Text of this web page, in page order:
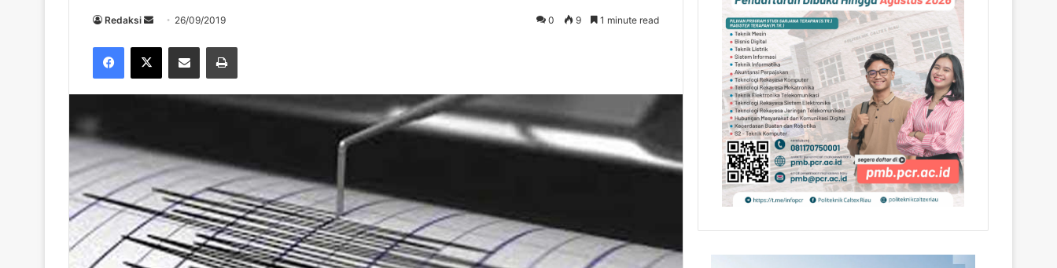
Redaksi
Send 26/09/2019 0 9 1 minute read
Facebook
X Share via Email Print